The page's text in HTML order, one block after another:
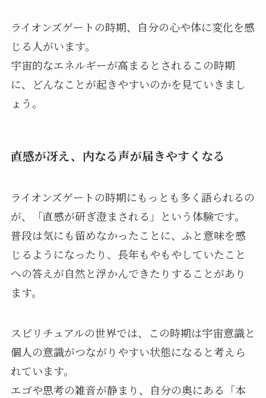
ライオンズゲートの時期、自分の心や体に変化を感
じる人がいます。
宇宙的なエネルギーが高まるとされるこの時期
に、どんなことが起きやすいのかを見ていきまし
ょう。
直感が冴え、内なる声が届きやすくなる
ライオンズゲートの時期にもっとも多く語られるの
が、「直感が研ぎ澄まされる」という体験です。
普段は気にも留めなかったことに、ふと意味を感
じるようになったり、長年もやもやしていたこと
への答えが自然と浮かんできたりすることがあり
ます。
スピリチュアルの世界では、この時期は宇宙意識と
個人の意識がつながりやすい状態になると考えら
れています。
エゴや思考の雑音が静まり、自分の奥にある「本